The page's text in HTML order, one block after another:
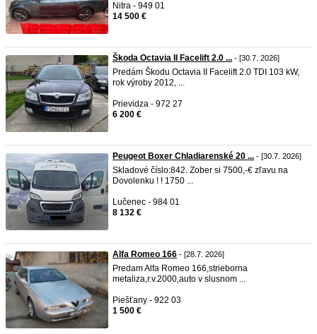
Nitra - 949 01
14 500 €
Škoda Octavia II Facelift 2.0 ... - [30.7. 2026]
Predám Škodu Octavia II Facelift 2.0 TDI 103 kW,
rok výroby 2012, ...
Prievidza - 972 27
6 200 €
Peugeot Boxer Chladiarenské 20 ... - [30.7. 2026]
Skladové číslo:842. Zober si 7500,-€ zľavu na
Dovolenku ! ! 1750 ...
Lučenec - 984 01
8 132 €
Alfa Romeo 166 - [28.7. 2026]
Predam Alfa Romeo 166,strieborna
metaliza,r.v.2000,auto v slusnom ...
Piešťany - 922 03
1 500 €